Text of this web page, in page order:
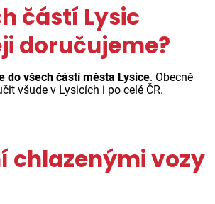
částí Lysic
doručujeme?
do všech částí města Lysice. Obecně
všude v Lysicích i po celé ČR.
chlazenými vozy